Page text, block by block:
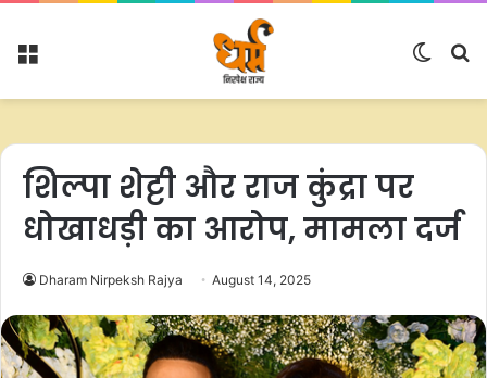
Menu
Switch
शिल्पा शेट्टी और राज कुंद्रा पर
धोखाधड़ी का आरोप, मामला दर्ज
Dharam Nirpeksh Rajya August 14, 2025